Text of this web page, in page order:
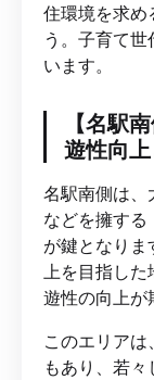
住環境を求め
う。子育て
います。
【名駅
遊性向
名駅南側は、
などを擁す
が鍵となりま
上を目指し
遊性の向上が
このエリア
もあり、若